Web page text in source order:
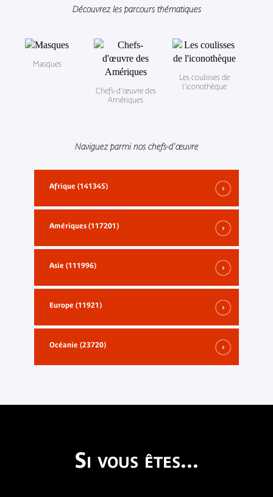
Découvrez les parcours thématiques
Masques
Chefs-d'œuvre des
Amériques
Les coulisses de
l'iconothèque
Naviguez parmi nos chefs-d'œuvre
Afrique (141345)
Amériques (117201)
Asie (111996)
Europe (11921)
Océanie (23720)
Si vous êtes...